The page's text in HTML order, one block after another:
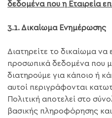
δεδομένα που η Εταιρεία
3.1. Δικαίωμα Ενημέρωσης
Διατηρείτε το δικαίωμα να
προσωπικά δεδομένα που
διατηρούμε για κάποιο ή
αυτοί περιγράφονται
Πολιτική αποτελεί στο
βασικής πληροφόρησης